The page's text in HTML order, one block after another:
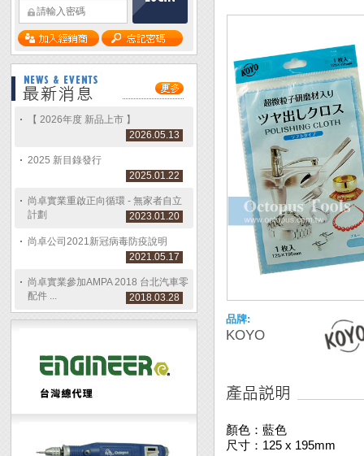
【 2026年度 新品上市 】
2026.05.13
2025 新目錄發行
2025.01.22
尚卓實業重啟正向循環 - 無家者自立
計劃
2023.01.20
尚卓公司2021新冠病毒防疫說明
2021.05.17
尚卓實業參加AMPA 2018 台北汽車零
配件 ...
2018.03.28
品牌:
KOYO
顏色：藍色
尺寸：125 x 195mm